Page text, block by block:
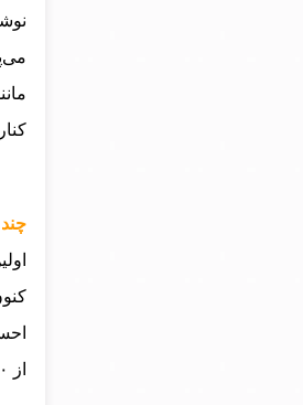
از ۴۰ زبان ترجمه شده و در سراسر جهان محبوبیت زیادی دارند.